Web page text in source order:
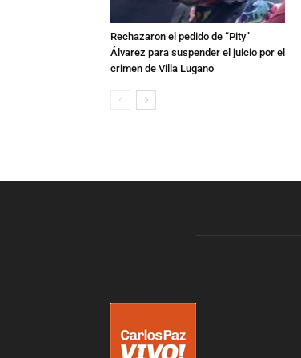
Rechazaron el pedido de “Pity”
Álvarez para suspender el juicio por el
crimen de Villa Lugano